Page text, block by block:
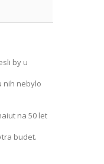
by u
nih nebylo
na 50 let
budet.